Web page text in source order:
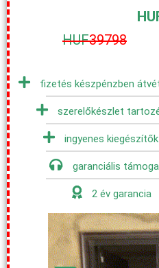
HUF39798
fizetés készpénzben
szerelőkészlet
ingyenes
garanciális
2 év garancia